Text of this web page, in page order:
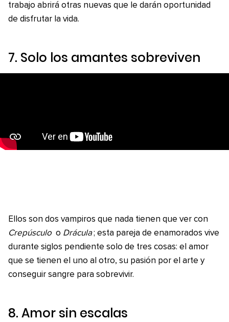
trabajo abrirá otras nuevas que le darán oportunidad
de disfrutar la vida.
7. Solo los amantes sobreviven
Ellos son dos vampiros que nada tienen que ver con
Crepúsculo o Drácula ; esta pareja de enamorados vive
durante siglos pendiente solo de tres cosas: el amor
que se tienen el uno al otro, su pasión por el arte y
conseguir sangre para sobrevivir.
8. Amor sin escalas